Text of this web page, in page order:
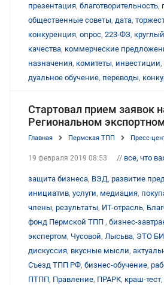
презентация, благотворительность,
общественные советы, дата,
конкуренция, опрос, 223-ФЗ,
качества, коммерческие
назначения, комитеты, инвестиции,
дуальное обучение, переводы,
Стартовал прием заявок
Региональном
Главная Пермская ТПП Пресс-
19 февраля 2019 08:53 // все, что
защита бизнеса, ВЭД, развитие
инициатив, услуги, медиация,
члены, результаты, ИТ-отрасль,
фонд Пермской ТПП , бизнес-
экспертом, Чусовой, Лысьва, ЭТО
дискуссия, вкусные мысли,
Съезд ТПП РФ, бизнес-обучение,
ПТПП, Правление, ПРАРК, краш-тест,